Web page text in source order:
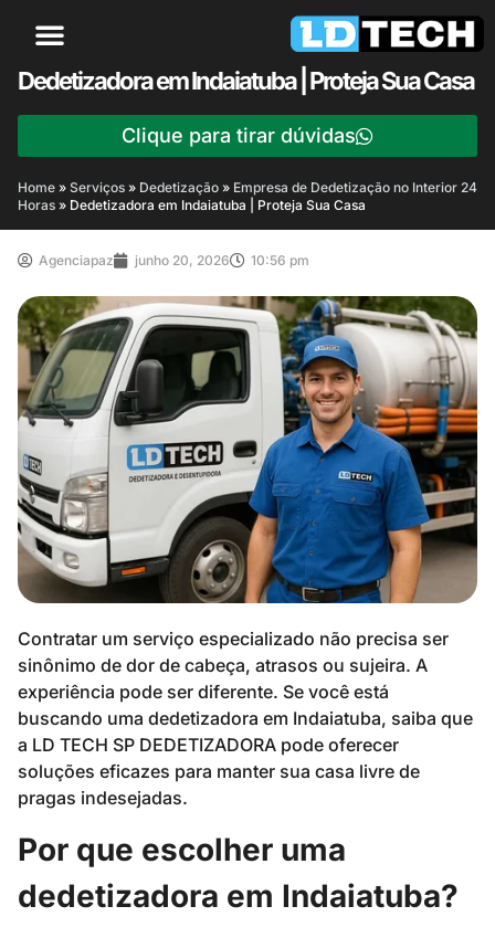
Dedetizadora em Indaiatuba | Proteja Sua Casa
Clique para tirar dúvidas
Home » Serviços » Dedetização » Empresa de Dedetização no Interior 24
Horas » Dedetizadora em Indaiatuba | Proteja Sua Casa
Agenciapaz junho 20, 2026 10:56 pm
Contratar um serviço especializado não precisa ser
sinônimo de dor de cabeça, atrasos ou sujeira. A
experiência pode ser diferente. Se você está
buscando uma dedetizadora em Indaiatuba, saiba que
a LD TECH SP DEDETIZADORA pode oferecer
soluções eficazes para manter sua casa livre de
pragas indesejadas.
Por que escolher uma
dedetizadora em Indaiatuba?